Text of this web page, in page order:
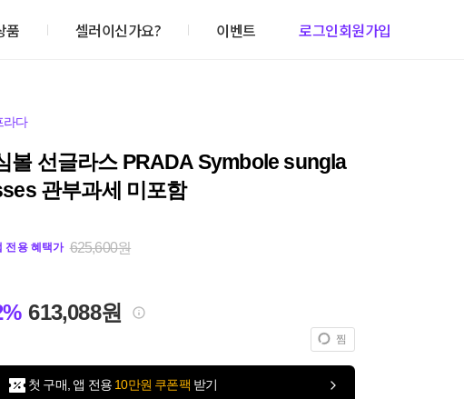
품 셀러이신가요? 이벤트 로그인회원가입
라다
볼 선글라스 PRADA Symbole sungla
관부과세 미포함
전용 혜택가 625,600원
613,088원
찜
첫 구매, 앱 전용 10만원 쿠폰팩 받기